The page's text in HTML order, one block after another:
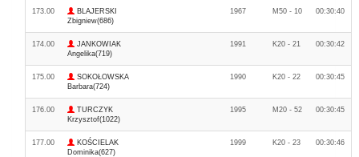
173.00
BLAJERSKI
Zbigniew(686)
1967 M50 - 10 00:30:40
174.00
JANKOWIAK
Angelika(719)
1991 K20 - 21 00:30:42
175.00
SOKOŁOWSKA
Barbara(724)
1990 K20 - 22 00:30:45
176.00
TURCZYK
Krzysztof(1022)
1995 M20 - 52 00:30:45
177.00
KOŚCIELAK
Dominika(627)
1999 K20 - 23 00:30:46